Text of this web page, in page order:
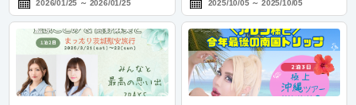
2026/01/25 ～ 2026/01/25
2025/10/05～ 2025/10/05